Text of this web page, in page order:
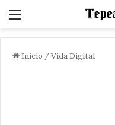
Menu
Inicio / Vida Digital